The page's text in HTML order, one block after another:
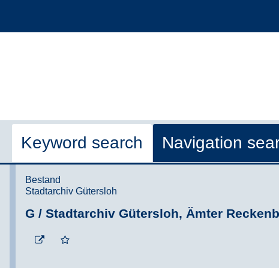
Keyword search Navigation
Bestand
Stadtarchiv Gütersloh
G / Stadtarchiv Gütersloh, Ämter